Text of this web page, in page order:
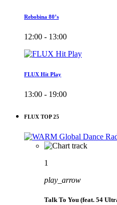
Rebobina 80’s
12:00 - 13:00
FLUX Hit Play
13:00 - 19:00
FLUX TOP 25
1
play_arrow
Talk To You (feat. 54